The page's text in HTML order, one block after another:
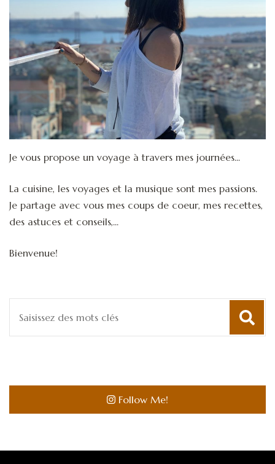
Je vous propose un voyage à travers mes journées...
La cuisine, les voyages et la musique sont mes passions.
Je partage avec vous mes coups de coeur, mes recettes,
des astuces et conseils,...
Bienvenue!
pour
:
Follow Me!